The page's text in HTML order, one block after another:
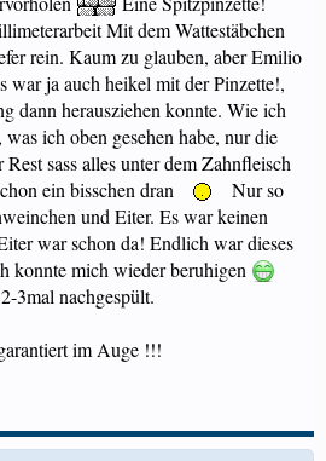
Mit dem Wattestäbchen
rein. Kaum zu glauben, aber Emilio
war ja auch heikel mit der Pinzette!,
dann herausziehen konnte. Wie ich
ich oben gesehen habe, nur die
sass alles unter dem Zahnfleisch
ein bisschen dran
Nur so
und Eiter. Es war keinen
war schon da! Endlich war dieses
konnte mich wieder beruhigen
3mal nachgespült.
im Auge !!!